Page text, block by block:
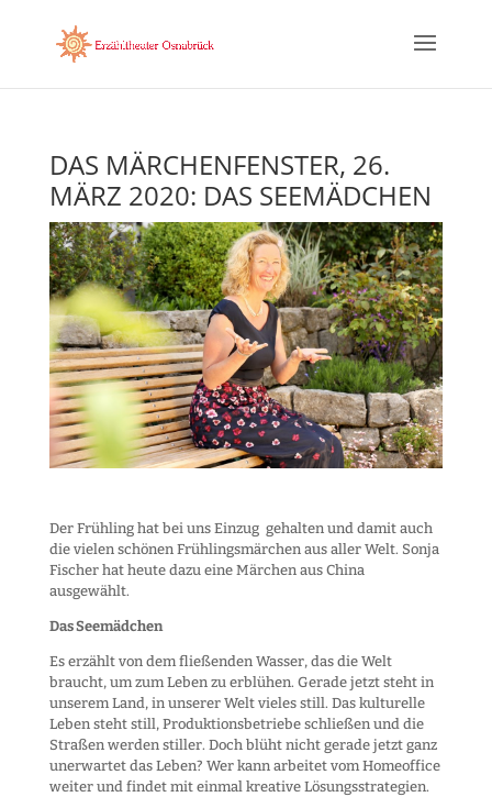
DAS MÄRCHENFENSTER, 26.
MÄRZ 2020: DAS SEEMÄDCHEN
Der Frühling hat bei uns Einzug gehalten und damit auch
die vielen schönen Frühlingsmärchen aus aller Welt. Sonja
Fischer hat heute dazu eine Märchen aus China
ausgewählt.
Das Seemädchen
Es erzählt von dem fließenden Wasser, das die Welt
braucht, um zum Leben zu erblühen. Gerade jetzt steht in
unserem Land, in unserer Welt vieles still. Das kulturelle
Leben steht still, Produktionsbetriebe schließen und die
Straßen werden stiller. Doch blüht nicht gerade jetzt ganz
unerwartet das Leben? Wer kann arbeitet vom Homeoffice
weiter und findet mit einmal kreative Lösungsstrategien.